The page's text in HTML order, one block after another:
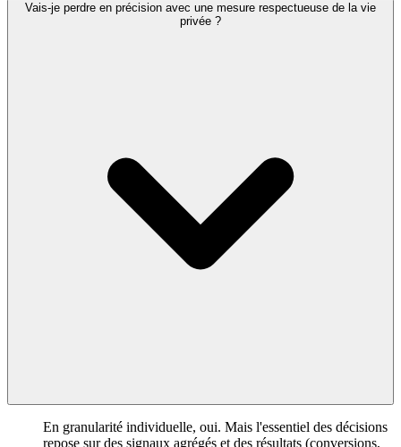
Vais-je perdre en précision avec une mesure respectueuse de la vie
privée ?
En granularité individuelle, oui. Mais l'essentiel des décisions
repose sur des signaux agrégés et des résultats (conversions,